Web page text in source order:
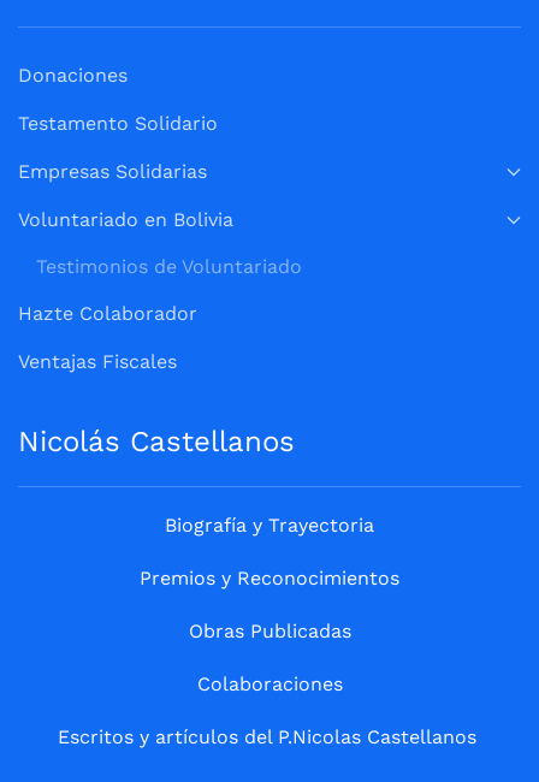
Donaciones
Testamento Solidario
Empresas Solidarias
Voluntariado en Bolivia
Testimonios de Voluntariado
Hazte Colaborador
Ventajas Fiscales
Nicolás Castellanos
Biografía y Trayectoria
Premios y Reconocimientos
Obras Publicadas
Colaboraciones
Escritos y artículos del P.Nicolas Castellanos